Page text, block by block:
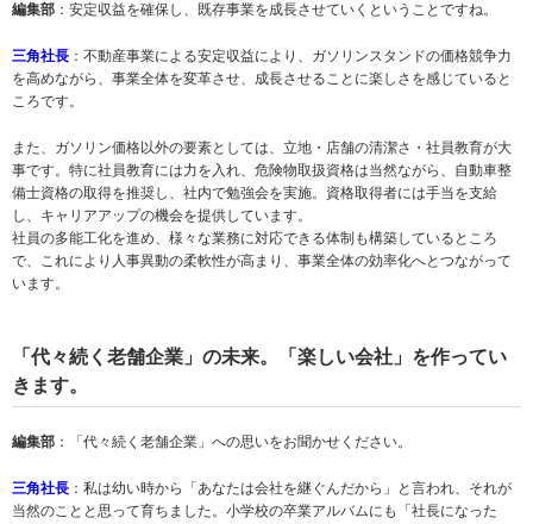
編集部 ：安定収益を確保し、既存事業を成長させていくということですね。
三角社長 ：不動産事業による安定収益により、ガソリンスタンドの価格競争力
を高めながら、事業全体を変革させ、成長させることに楽しさを感じていると
ころです。
また、ガソリン価格以外の要素としては、立地・店舗の清潔さ・社員教育が大
事です。特に社員教育には力を入れ、危険物取扱資格は当然ながら、自動車整
備士資格の取得を推奨し、社内で勉強会を実施。資格取得者には手当を支給
し、キャリアアップの機会を提供しています。
社員の多能工化を進め、様々な業務に対応できる体制も構築しているところ
で、これにより人事異動の柔軟性が高まり、事業全体の効率化へとつながって
います。
「代々続く老舗企業」の未来。「楽しい会社」を作ってい
きます。
編集部 ：「代々続く老舗企業」への思いをお聞かせください。
三角社長 ：私は幼い時から「あなたは会社を継ぐんだから」と言われ、それが
当然のことと思って育ちました。小学校の卒業アルバムにも「社長になった